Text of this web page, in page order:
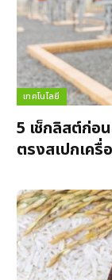
เทคโนโลยี
5 เช็กลิสต์ก่อ
ตรงสเปกเครื่